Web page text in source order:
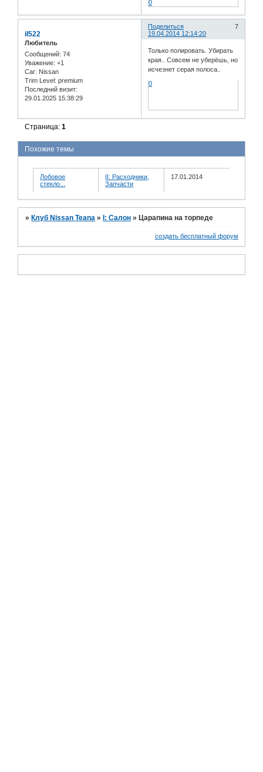
0
Поделиться
7
19.04.2014 12:14:20
il522
Любитель
Сообщений: 74
Уважение: +1
Car: Nissan
Trim Level: premium
Последний визит:
29.01.2025 15:38:29
Только полировать. Убирать
края.. Совсем не уберёшь, но
исчезнет серая полоса..
0
Страница:1
Похожие темы
Лобовое
стекло...
II: Расходники,
Запчасти
17.01.2014
»Клуб Nissan Teana »I: Салон »Царапина на торпеде
создать бесплатный форум